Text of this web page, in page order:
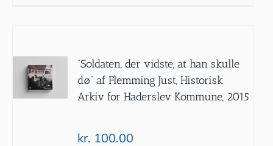
”Soldaten, der vidste, at han skulle
dø” af Flemming Just, Historisk
Arkiv for Haderslev Kommune, 2015
kr. 100.00